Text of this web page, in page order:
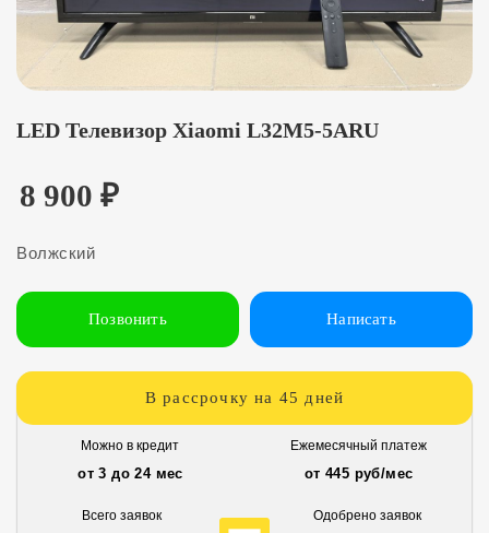
LED Телевизор Xiaomi L32M5-5ARU
8 900 ₽
Волжский
Позвонить Написать
В рассрочку на 45 дней
Можно в кредит
от 3 до 24 мес
Ежемесячный платеж
от 445 руб/мес
Всего заявок Одобрено заявок